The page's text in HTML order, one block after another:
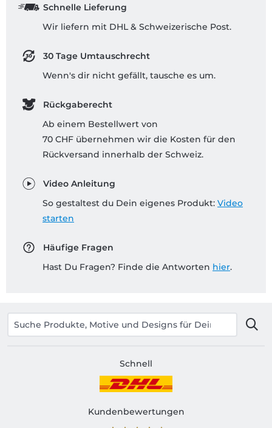
Schnelle Lieferung
Wir liefern mit DHL & Schweizerische Post.
30 Tage Umtauschrecht
Wenn's dir nicht gefällt, tausche es um.
Rückgaberecht
Ab einem Bestellwert von
70 CHF übernehmen wir die Kosten für den
Rückversand innerhalb der Schweiz.
Video Anleitung
So gestaltest du Dein eigenes Produkt: Video
starten
Häufige Fragen
Hast Du Fragen? Finde die Antworten hier.
Schnell
Kundenbewertungen